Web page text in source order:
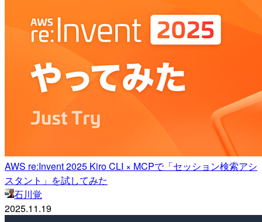
AWS re:Invent 2025 Kiro CLI × MCPで「セッション検索アシ
スタント」を試してみた
石川覚
2025.11.19